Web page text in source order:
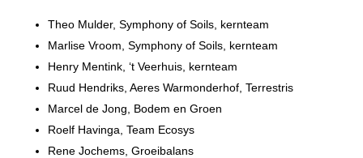
Theo Mulder, Symphony of Soils, kernteam
Marlise Vroom, Symphony of Soils, kernteam
Henry Mentink, ‘t Veerhuis, kernteam
Ruud Hendriks, Aeres Warmonderhof, Terrestris
Marcel de Jong, Bodem en Groen
Roelf Havinga, Team Ecosys
Rene Jochems, Groeibalans